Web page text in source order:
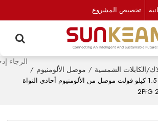
تخصيص المشروع
الكابلات الشمسية / موصل الألومنيوم /
كابل الطاقة الشمسية 1.5 كيلو فولت موصل من الألومنيوم أحادي النواة
2PfG